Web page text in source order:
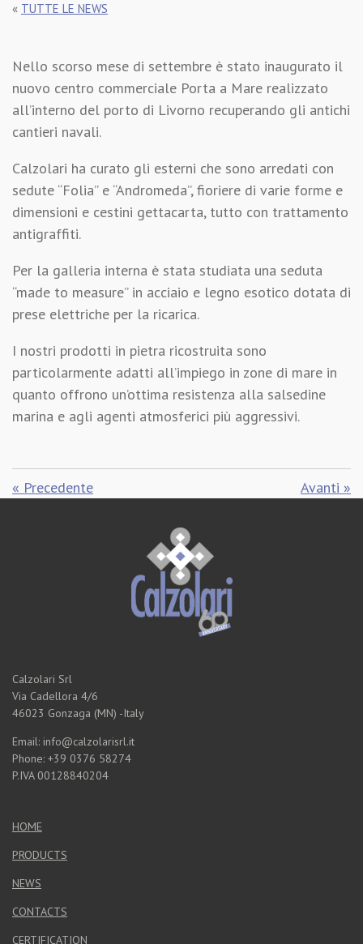
« TUTTE LE NEWS
Nello scorso mese di settembre è stato inaugurato il
nuovo centro commerciale Porta a Mare realizzato
all’interno del porto di Livorno recuperando gli antichi
cantieri navali.
Calzolari ha curato gli esterni che sono arredati con
sedute “Folia” e “Andromeda”, fioriere di varie forme e
dimensioni e cestini gettacarta, tutto con trattamento
antigraffiti.
Per la galleria interna è stata studiata una seduta
“made to measure” in acciaio e legno esotico dotata di
prese elettriche per la ricarica.
I nostri prodotti in pietra ricostruita sono
particolarmente adatti all’impiego in zone di mare in
quanto offrono un’ottima resistenza alla salsedine
marina e agli agenti atmosferici più aggressivi.
« Precedente Avanti »
Calzolari Srl
Via Cadellora 4/6
46023 Gonzaga (MN) -Italy
Email: info@calzolarisrl.it
Phone: +39 0376 58274
P.IVA 00128840204
HOME
PRODUCTS
NEWS
CONTACTS
CERTIFICATION